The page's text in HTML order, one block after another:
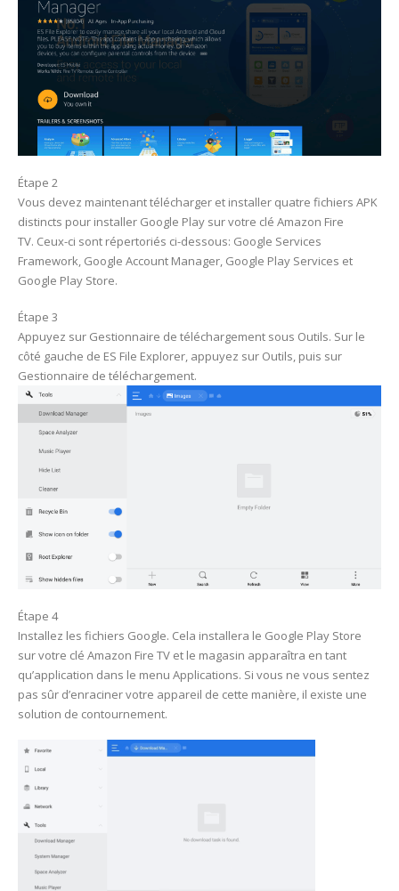
Étape 2
Vous devez maintenant télécharger et installer quatre fichiers APK
distincts pour installer Google Play sur votre clé Amazon Fire
TV. Ceux-ci sont répertoriés ci-dessous: Google Services
Framework, Google Account Manager, Google Play Services et
Google Play Store.
Étape 3
Appuyez sur Gestionnaire de téléchargement sous Outils. Sur le
côté gauche de ES File Explorer, appuyez sur Outils, puis sur
Gestionnaire de téléchargement.
Étape 4
Installez les fichiers Google. Cela installera le Google Play Store
sur votre clé Amazon Fire TV et le magasin apparaîtra en tant
qu’application dans le menu Applications. Si vous ne vous sentez
pas sûr d’enraciner votre appareil de cette manière, il existe une
solution de contournement.